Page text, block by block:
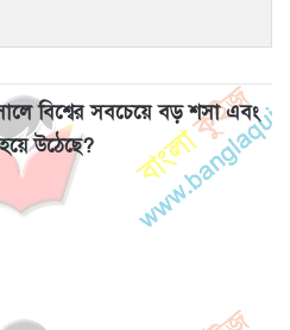
বিশ্বের সবচেয়ে বড় শসা এবং
উঠেছে?